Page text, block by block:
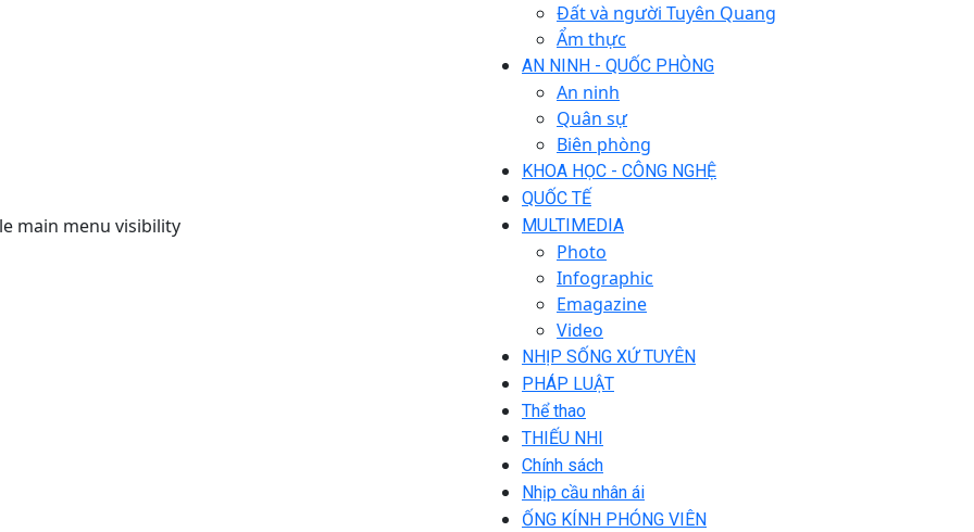
main menu visibility
Đất và người Tuyên Quang
Ẩm thực
AN NINH - QUỐC PHÒNG
An ninh
Quân sự
Biên phòng
KHOA HỌC - CÔNG NGHỆ
QUỐC TẾ
MULTIMEDIA
Photo
Infographic
Emagazine
Video
NHỊP SỐNG XỨ TUYÊN
PHÁP LUẬT
Thể thao
THIẾU NHI
Chính sách
Nhịp cầu nhân ái
ỐNG KÍNH PHÓNG VIÊN